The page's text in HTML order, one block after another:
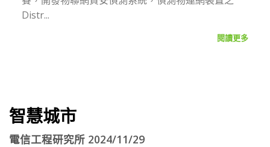
Distr...
閱讀更多
智慧城市
電信工程研究所 2024/11/29